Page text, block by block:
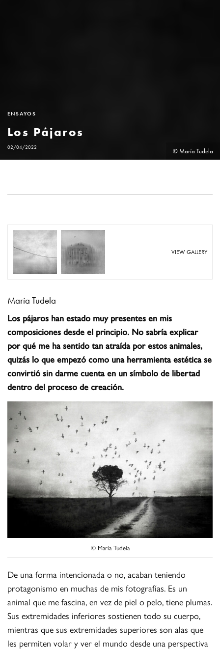
ENSAYOS
Los Pájaros
02/04/2022 © María Tudela
VIEW GALLERY
María Tudela
Los pájaros han estado muy presentes en mis
composiciones desde el principio. No sabría explicar
por qué me ha sentido tan atraída por estos animales,
quizás lo que empezó como una herramienta estética se
convirtió sin darme cuenta en un símbolo de libertad
dentro del proceso de creación.
© María Tudela
De una forma intencionada o no, acaban teniendo
protagonismo en muchas de mis fotografías. Es un
animal que me fascina, en vez de piel o pelo, tiene plumas.
Sus extremidades inferiores sostienen todo su cuerpo,
mientras que sus extremidades superiores son alas que
les permiten volar y ver el mundo desde una perspectiva